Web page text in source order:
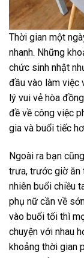
Thời gian một
nhanh. Những
chức sinh nhật
đầu vào làm việc
lý vui vẻ hòa
đề về công việc
gia và buổi tiếc
Ngoài ra bạn
trưa, trước giờ ăn
nhiên buổi chiều
phụ nữ cần về
vào buổi tối thì
chuyện với nhau
khoảng thời gian